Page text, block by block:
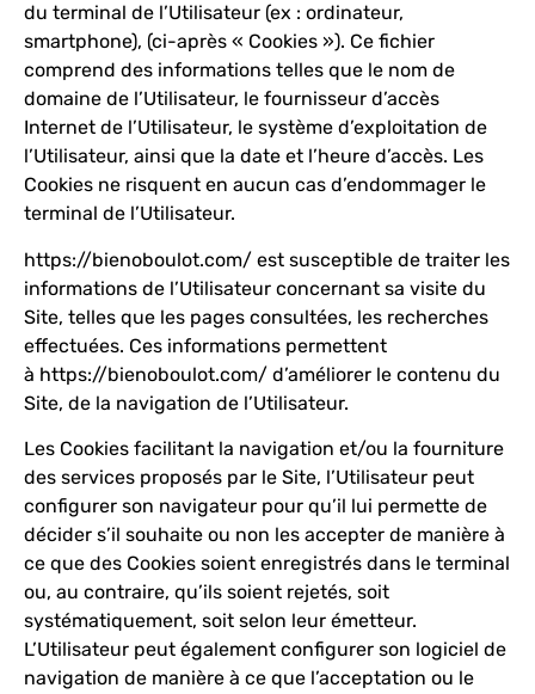
du terminal de l’Utilisateur (ex : ordinateur,
smartphone), (ci-après « Cookies »). Ce fichier
comprend des informations telles que le nom de
domaine de l’Utilisateur, le fournisseur d’accès
Internet de l’Utilisateur, le système d’exploitation de
l’Utilisateur, ainsi que la date et l’heure d’accès. Les
Cookies ne risquent en aucun cas d’endommager le
terminal de l’Utilisateur.
https://bienoboulot.com/ est susceptible de traiter les
informations de l’Utilisateur concernant sa visite du
Site, telles que les pages consultées, les recherches
effectuées. Ces informations permettent
à https://bienoboulot.com/ d’améliorer le contenu du
Site, de la navigation de l’Utilisateur.
Les Cookies facilitant la navigation et/ou la fourniture
des services proposés par le Site, l’Utilisateur peut
configurer son navigateur pour qu’il lui permette de
décider s’il souhaite ou non les accepter de manière à
ce que des Cookies soient enregistrés dans le terminal
ou, au contraire, qu’ils soient rejetés, soit
systématiquement, soit selon leur émetteur.
L’Utilisateur peut également configurer son logiciel de
navigation de manière à ce que l’acceptation ou le